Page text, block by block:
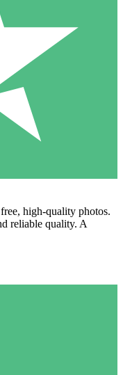
high‑quality photos.
reliable quality. A